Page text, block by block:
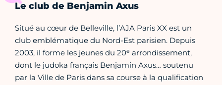
Le club de Benjamin Axus
Situé au cœur de Belleville, l’AJA Paris XX est un
club emblématique du Nord-Est parisien. Depuis
2003, il forme les jeunes du 20e arrondissement,
dont le judoka français Benjamin Axus… soutenu
par la Ville de Paris dans sa course à la qualification